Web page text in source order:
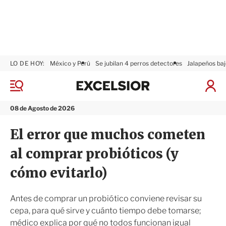
M
n
08 de Agosto de 2026
LO DE HOY: México y Perú Se jubilan 4 perros detectores Jalapeños
I
x
i
r
El error que muchos cometen
al comprar probióticos (y
cómo evitarlo)
Antes de comprar un probiótico conviene revisar su
cepa, para qué sirve y cuánto tiempo debe tomarse;
médico explica por qué no todos funcionan igual